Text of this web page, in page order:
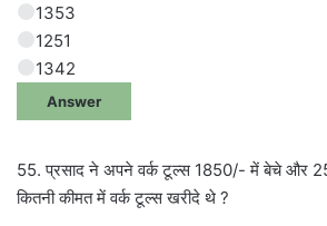
1353
1251
1342
Answer
55. प्रसाद ने अपने वर्क टूल्स 1850/- में बेचे और
कितनी कीमत में वर्क टूल्स खरीदे थे ?